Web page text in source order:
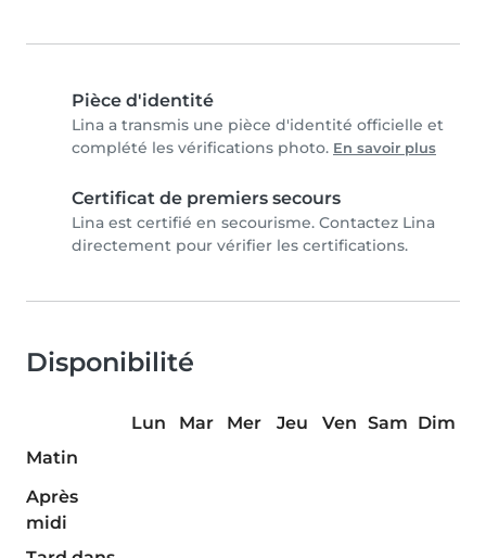
Pièce d'identité
Lina a transmis une pièce d'identité officielle et
complété les vérifications photo. En savoir plus
Certificat de premiers secours
Lina est certifié en secourisme. Contactez Lina
directement pour vérifier les certifications.
Disponibilité
Lun Mar Mer Jeu Ven Sam Dim
Matin
Après
midi